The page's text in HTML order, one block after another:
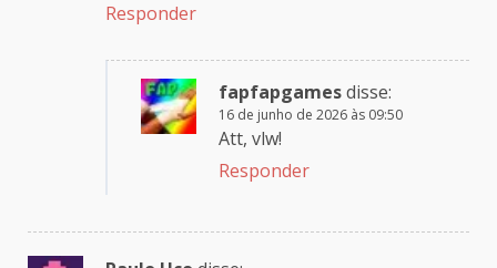
Responder
fapfapgamesdisse:
16 de junho de 2026 às 09:50
Att, vlw!
Responder